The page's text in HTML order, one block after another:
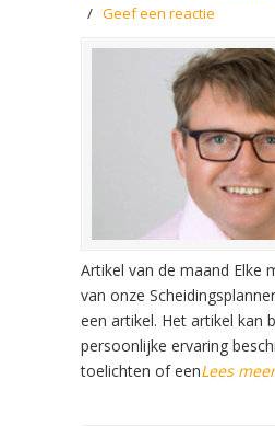
/ Geef een reactie
Artikel van de maand Elke
van onze
een artikel. Het artikel kan
persoonlijke ervaring
toelichten of eenLees meer